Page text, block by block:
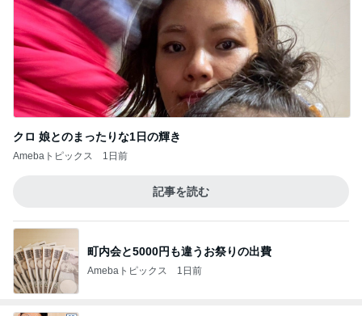
クロ 娘とのまったりな1日の輝き
Amebaトピックス 1日前
記事を読む
町内会と5000円も違うお祭りの出費
Amebaトピックス 1日前